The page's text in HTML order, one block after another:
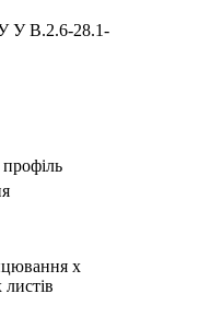
У В.2.6-28.1-
x